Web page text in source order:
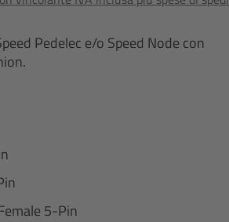
Pedelec e/o Speed Node con
5-Pin